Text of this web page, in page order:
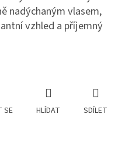
nadýchaným vlasem,
vzhled a příjemný
SE HLÍDAT SDÍLET